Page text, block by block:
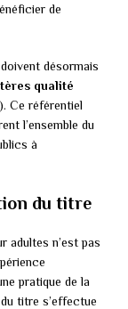
de
désormais
qualité
Ce référentiel
l’ensemble du
à
du titre
adultes n’est pas
pratique de la
titre s’effectue